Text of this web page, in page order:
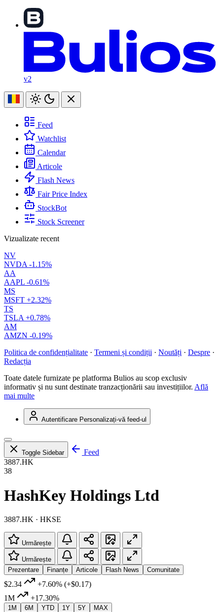
v2
Feed
Watchlist
Calendar
Articole
Flash News
Fair Price Index
StockBot
Stock Screener
Vizualizate recent
NV
NVDA -1.15%
AA
AAPL -0.61%
MS
MSFT +2.32%
TS
TSLA +0.78%
AM
AMZN -0.19%
Politica de confidențialitate · Termeni și condiții · Noutăți · Despre ·
Redacția
Toate datele furnizate pe platforma Bulios au scop exclusiv
informativ și nu sunt destinate tranzacționării sau investițiilor. Află
mai multe
Autentificare Personalizați-vă feed-ul
Toggle Sidebar
Feed
3887.HK
38
HashKey Holdings Ltd
3887.HK · HKSE
Urmărește
Urmărește
Prezentare
Finanțe Articole Flash News Comunitate
$2.34 +7.60% (+$0.17)
1M
+17.30%
1M 6M YTD 1Y 5Y MAX